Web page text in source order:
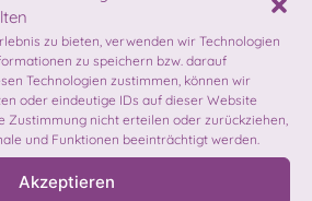
zu bieten, verwenden wir Technologien
zu speichern bzw. darauf
Technologien zustimmen, können wir
oder eindeutige IDs auf dieser Website
Zustimmung nicht erteilen oder zurückziehen,
und Funktionen beeinträchtigt werden.
Akzeptieren